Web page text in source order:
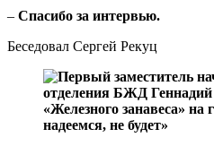
– Спасибо за интервью.
Беседовал Сергей Рекуц